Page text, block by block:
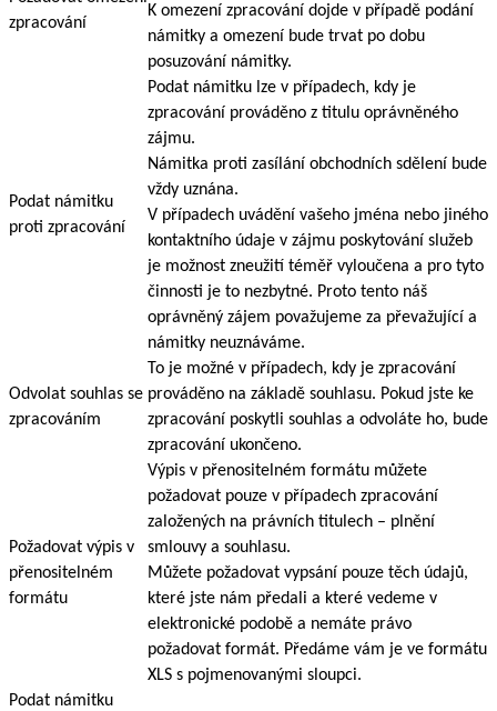
zpracování
K omezení zpracování dojde v případě podání
námitky a omezení bude trvat po dobu
posuzování námitky.
Podat námitku
proti zpracování
Podat námitku lze v případech, kdy je
zpracování prováděno z titulu oprávněného
zájmu.
Námitka proti zasílání obchodních sdělení bude
vždy uznána.
V případech uvádění vašeho jména nebo jiného
kontaktního údaje v zájmu poskytování služeb
je možnost zneužití téměř vyloučena a pro tyto
činnosti je to nezbytné. Proto tento náš
oprávněný zájem považujeme za převažující a
námitky neuznáváme.
Odvolat souhlas se
zpracováním
To je možné v případech, kdy je zpracování
prováděno na základě souhlasu. Pokud jste ke
zpracování poskytli souhlas a odvoláte ho, bude
zpracování ukončeno.
Požadovat výpis v
přenositelném
formátu
Výpis v přenositelném formátu můžete
požadovat pouze v případech zpracování
založených na právních titulech – plnění
smlouvy a souhlasu.
Můžete požadovat vypsání pouze těch údajů,
které jste nám předali a které vedeme v
elektronické podobě a nemáte právo
požadovat formát. Předáme vám je ve formátu
XLS s pojmenovanými sloupci.
Podat námitku